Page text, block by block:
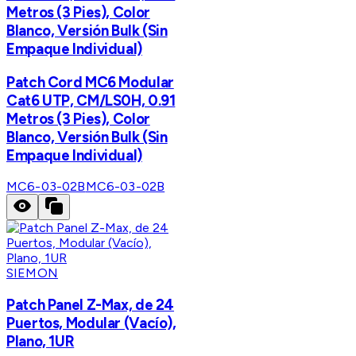
Metros (3 Pies), Color
Blanco, Versión Bulk (Sin
Empaque Individual)
Patch Cord MC6 Modular
Cat6 UTP, CM/LS0H, 0.91
Metros (3 Pies), Color
Blanco, Versión Bulk (Sin
Empaque Individual)
MC6-03-02BMC6-03-02B
SIEMON
Patch Panel Z-Max, de 24
Puertos, Modular (Vacío),
Plano, 1UR